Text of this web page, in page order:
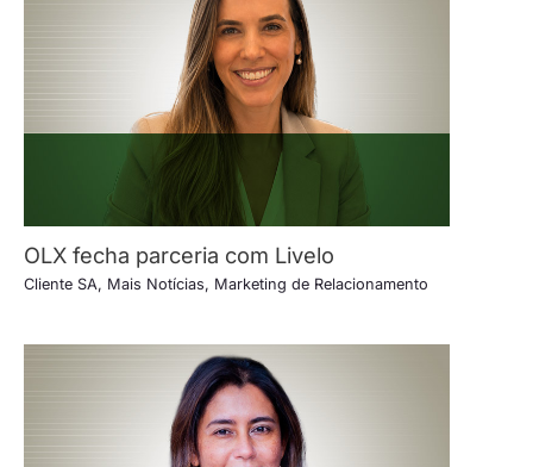
OLX fecha parceria com Livelo
Cliente SA, Mais Notícias, Marketing de Relacionamento